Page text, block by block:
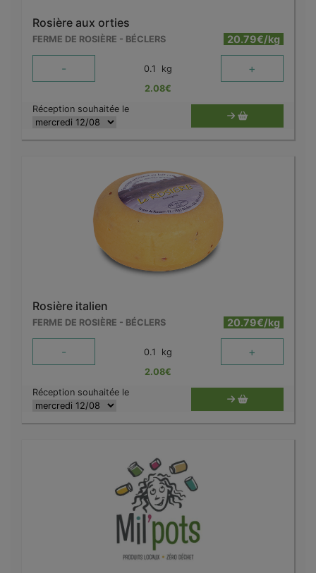
Rosière aux orties
FERME DE ROSIÈRE - BÉCLERS 20.79€/kg
- 0.1 kg +
2.08€
Réception souhaitée le
Rosière italien
FERME DE ROSIÈRE - BÉCLERS 20.79€/kg
- 0.1 kg +
2.08€
Réception souhaitée le